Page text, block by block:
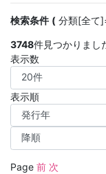
検索条件 分類[全て
3748件見つかりまし
表示数
表示順
Page 前 次